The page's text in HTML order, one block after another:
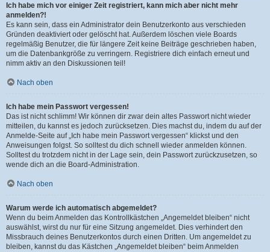
Ich habe mich vor einiger Zeit registriert, kann mich aber nicht mehr
anmelden?!
Es kann sein, dass ein Administrator dein Benutzerkonto aus verschieden
Gründen deaktiviert oder gelöscht hat. Außerdem löschen viele Boards
regelmäßig Benutzer, die für längere Zeit keine Beiträge geschrieben haben,
um die Datenbankgröße zu verringern. Registriere dich einfach erneut und
nimm aktiv an den Diskussionen teil!
Nach oben
Ich habe mein Passwort vergessen!
Das ist nicht schlimm! Wir können dir zwar dein altes Passwort nicht wieder
mitteilen, du kannst es jedoch zurücksetzen. Dies machst du, indem du auf der
Anmelde-Seite auf „Ich habe mein Passwort vergessen“ klickst und den
Anweisungen folgst. So solltest du dich schnell wieder anmelden können.
Solltest du trotzdem nicht in der Lage sein, dein Passwort zurückzusetzen, so
wende dich an die Board-Administration.
Nach oben
Warum werde ich automatisch abgemeldet?
Wenn du beim Anmelden das Kontrollkästchen „Angemeldet bleiben“ nicht
auswählst, wirst du nur für eine Sitzung angemeldet. Dies verhindert den
Missbrauch deines Benutzerkontos durch einen Dritten. Um angemeldet zu
bleiben, kannst du das Kästchen „Angemeldet bleiben“ beim Anmelden